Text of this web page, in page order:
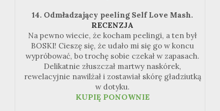
14. Odmładzający peeling Self Love Mash.
RECENZJA
Na pewno wiecie, że kocham peelingi, a ten był
BOSKI! Cieszę się, że udało mi się go w koncu
wypróbować, bo trochę sobie czekał w zapasach.
Delikatnie złuszczał martwy naskórek,
rewelacyjnie nawilżał i zostawiał skórę gładziutką
w dotyku.
KUPIĘ PONOWNIE